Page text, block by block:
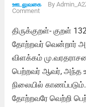
ஊடலுவகை By
Comment
திருக்குறள்- குறள்
தோற்றவர் வென்றார்
விளக்கம்
பெற்றவர் ஆவர், அந்த
நிலையில்
தோற்றவரே வெற்றி